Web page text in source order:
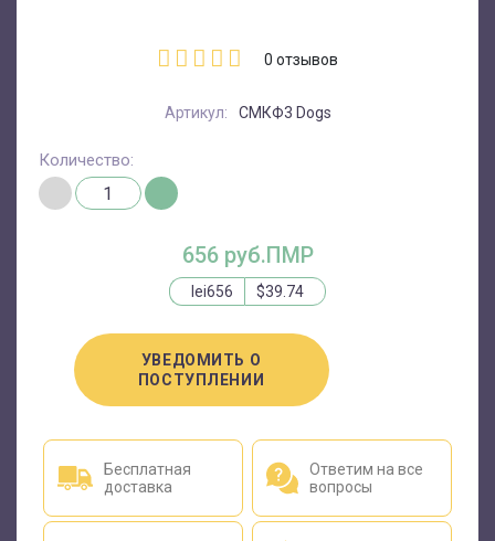
0 отзывов
Артикул: СМКФ3 Dogs
656 руб.ПМР
lei656 $39.74
УВЕДОМИТЬ О
ПОСТУПЛЕНИИ
Количество:
Бесплатная
доставка
Ответим на все
вопросы